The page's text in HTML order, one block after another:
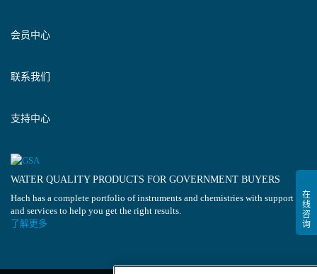
会员中心
联系我们
支持中心
WATER QUALITY PRODUCTS FOR GOVERNMENT BUYERS
Hach has a complete portfolio of instruments and chemistries with support
and services to help you get the right results.
了解更多